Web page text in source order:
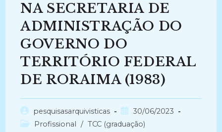
NA SECRETARIA DE
ADMINISTRAÇÃO DO
GOVERNO DO
TERRITÓRIO FEDERAL
DE RORAIMA (1983)
Autor
do
pesquisasarquivisticas
Post
publicado:
30/06/2023
Categoria
Profissional / TCC (graduação)